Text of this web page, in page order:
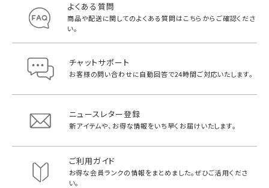
よくある質問
商品や配送に関してのよくある質問はこちらからご確認くださ
い。
チャットサポート
お客様の問い合わせに自動回答で24時間ご対応いたします。
ニュースレター登録
新アイテムや、お得な情報をいち早く お届けいたします。
ご利用ガイド
お得な会員ランクの情報をまとめました。ぜひご活用くださ
い。